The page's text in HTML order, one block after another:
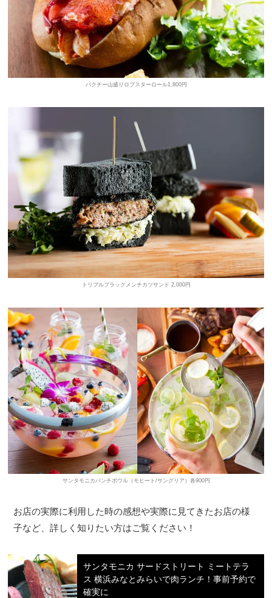
パクチー山盛りロブスターロール1,800円
トリプルブラックメンチカツサンド 2,000円
サンタモニカパンチボウル（モヒート/サングリア）各900円
お店の実際に利用した時の感想や実際に見てきたお店の様
子など、詳しく知りたい方はご覧ください！
サンタモニカ サードストリート ミートテラ
ス 横浜みなとみらいで肉ランチ！事前予約で
確実に